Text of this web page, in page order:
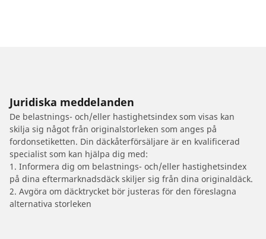
Juridiska meddelanden
De belastnings- och/eller hastighetsindex som visas kan
skilja sig något från originalstorleken som anges på
fordonsetiketten. Din däckåterförsäljare är en kvalificerad
specialist som kan hjälpa dig med:
1. Informera dig om belastnings- och/eller hastighetsindex
på dina eftermarknadsdäck skiljer sig från dina originaldäck.
2. Avgöra om däcktrycket bör justeras för den föreslagna
alternativa storleken